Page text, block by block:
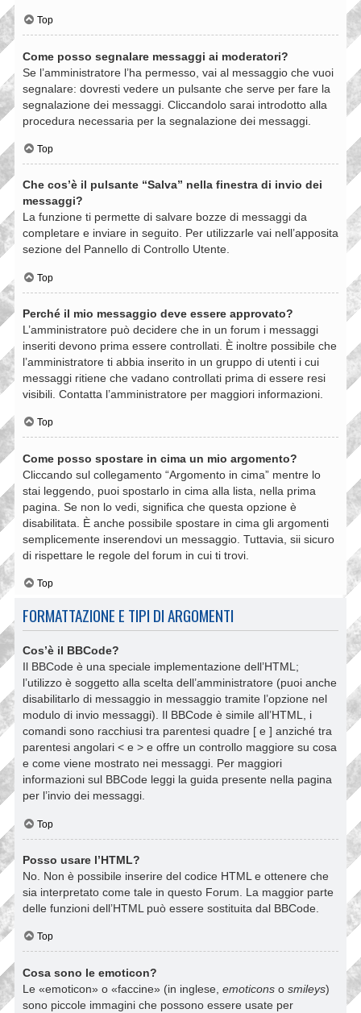
Top
Come posso segnalare messaggi ai moderatori?
Se l’amministratore l’ha permesso, vai al messaggio che vuoi
segnalare: dovresti vedere un pulsante che serve per fare la
segnalazione dei messaggi. Cliccandolo sarai introdotto alla
procedura necessaria per la segnalazione dei messaggi.
Top
Che cos’è il pulsante “Salva” nella finestra di invio dei
messaggi?
La funzione ti permette di salvare bozze di messaggi da
completare e inviare in seguito. Per utilizzarle vai nell’apposita
sezione del Pannello di Controllo Utente.
Top
Perché il mio messaggio deve essere approvato?
L’amministratore può decidere che in un forum i messaggi
inseriti devono prima essere controllati. È inoltre possibile che
l’amministratore ti abbia inserito in un gruppo di utenti i cui
messaggi ritiene che vadano controllati prima di essere resi
visibili. Contatta l’amministratore per maggiori informazioni.
Top
Come posso spostare in cima un mio argomento?
Cliccando sul collegamento “Argomento in cima” mentre lo
stai leggendo, puoi spostarlo in cima alla lista, nella prima
pagina. Se non lo vedi, significa che questa opzione è
disabilitata. È anche possibile spostare in cima gli argomenti
semplicemente inserendovi un messaggio. Tuttavia, sii sicuro
di rispettare le regole del forum in cui ti trovi.
Top
FORMATTAZIONE E TIPI DI ARGOMENTI
Cos’è il BBCode?
Il BBCode è una speciale implementazione dell’HTML;
l’utilizzo è soggetto alla scelta dell’amministratore (puoi anche
disabilitarlo di messaggio in messaggio tramite l’opzione nel
modulo di invio messaggi). Il BBCode è simile all’HTML, i
comandi sono racchiusi tra parentesi quadre [ e ] anziché tra
parentesi angolari < e > e offre un controllo maggiore su cosa
e come viene mostrato nei messaggi. Per maggiori
informazioni sul BBCode leggi la guida presente nella pagina
per l’invio dei messaggi.
Top
Posso usare l’HTML?
No. Non è possibile inserire del codice HTML e ottenere che
sia interpretato come tale in questo Forum. La maggior parte
delle funzioni dell’HTML può essere sostituita dal BBCode.
Top
Cosa sono le emoticon?
Le «emoticon» o «faccine» (in inglese, emoticons o smileys)
sono piccole immagini che possono essere usate per